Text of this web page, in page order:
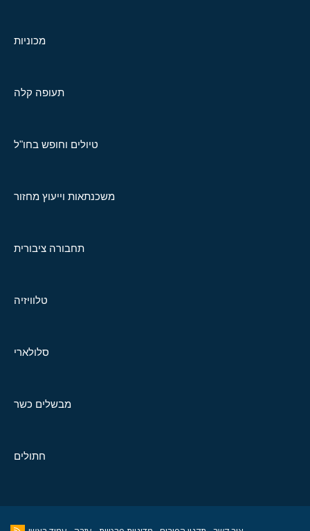
מכוניות
תעופה קלה
טיולים וחופש בחו"ל
משכנתאות וייעוץ מחזור
תחבורה ציבורית
טלוויזיה
סלולארי
מבשלים כשר
חתולים